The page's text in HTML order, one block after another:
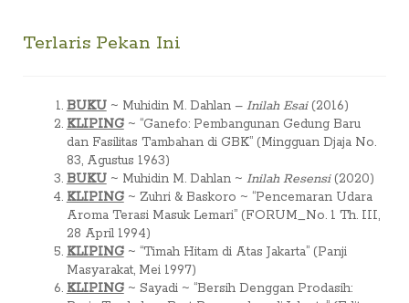
Terlaris Pekan Ini
BUKU~ Muhidin M. Dahlan – Inilah Esai(2016)
KLIPING~ “Ganefo: Pembangunan Gedung Baru
dan Fasilitas Tambahan di GBK” (Mingguan Djaja No.
83, Agustus 1963)
BUKU~ Muhidin M. Dahlan ~ Inilah Resensi(2020)
KLIPING~ Zuhri & Baskoro ~ “Pencemaran Udara
Aroma Terasi Masuk Lemari” (FORUM_No. 1 Th. III,
28 April 1994)
KLIPING~ “Timah Hitam di Atas Jakarta” (Panji
Masyarakat, Mei 1997)
KLIPING~ Sayadi ~ “Bersih Denggan Prodasih: